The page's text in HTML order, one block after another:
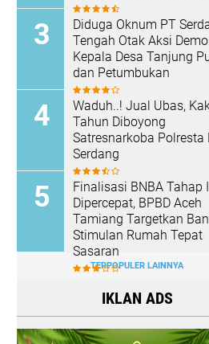
Diduga Oknum PT
Tengah Otak Aksi Demo
Kepala Desa Tanjung
dan Petumbukan
Waduh..! Jual Ubas,
Tahun Diboyong
Satresnarkoba Polresta
Serdang
Finalisasi BNBA Tahap
Dipercepat, BPBD Aceh
Tamiang Targetkan
Stimulan Rumah Tepat
Sasaran
TERPOPULER LAINNYA
IKLAN ADS